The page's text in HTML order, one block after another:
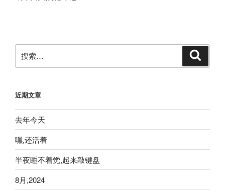
索：
近期文章
去年今天
嘿,还活着
半夜睡不着觉,起来敲键盘
8月,2024